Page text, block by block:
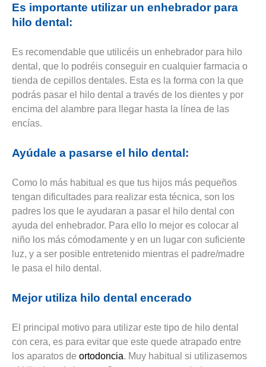
Es importante utilizar un enhebrador para
hilo dental:
Es recomendable que utilicéis un enhebrador para hilo
dental, que lo podréis conseguir en cualquier farmacia o
tienda de cepillos dentales. Esta es la forma con la que
podrás pasar el hilo dental a través de los dientes y por
encima del alambre para llegar hasta la línea de las
encías.
Ayúdale a pasarse el hilo dental:
Como lo más habitual es que tus hijos más pequeños
tengan dificultades para realizar esta técnica, son los
padres los que le ayudaran a pasar el hilo dental con
ayuda del enhebrador. Para ello lo mejor es colocar al
niño los más cómodamente y en un lugar con suficiente
luz, y a ser posible entretenido mientras el padre/madre
le pasa el hilo dental.
Mejor utiliza hilo dental encerado
El principal motivo para utilizar este tipo de hilo dental
con cera, es para evitar que este quede atrapado entre
los aparatos de ortodoncia. Muy habitual si utilizasemos